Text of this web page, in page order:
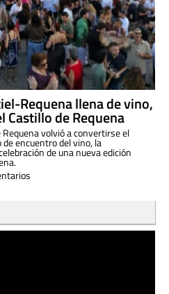
Requena llena de vino,
Castillo de Requena
volvió a convertirse el
encuentro del vino, la
de una nueva edición